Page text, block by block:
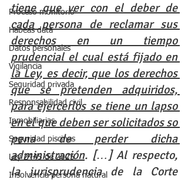
Proceso monitorio
Habeas data
Datos personales
Vigilancia
Seguridad privada
Responsabilidad civil
Inmobiliarias
Seguridad piscinas
Ley 2445 de 2025
Insolvencia persona natural
tiene que ver con el deber de
cada persona de reclamar sus
derechos en un tiempo
prudencial el cual está fijado en
la Ley, es decir, que los derechos
que se pretenden adquiridos,
para ejercerlos se tiene un lapso
en el que deben ser solicitados so
pena de perder dicha
administración. […] Al respecto,
la jurisprudencia de la Corte